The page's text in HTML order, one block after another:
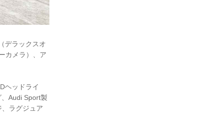
デラックスオ
カメラ）、ア
ヘッドライ
Audi Sport製
ラグジュア